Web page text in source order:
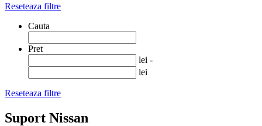
Reseteaza filtre
Cauta
Pret
lei -
lei
Reseteaza filtre
Suport Nissan